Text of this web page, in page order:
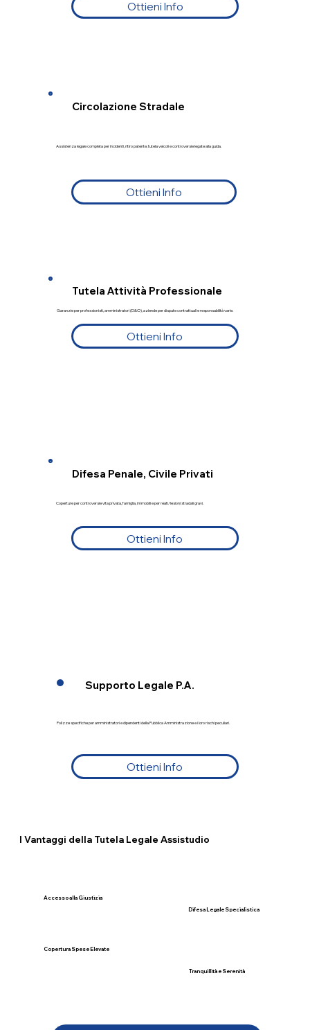
Supporto Legale P.A.
Polizze specifiche per amministratori e dipendenti della Pubblica Amministrazione e i loro rischi peculiari.
Ottieni Info
Difesa Penale, Civile Privati
Coperture per controversie vita privata, famiglia, immobili e per reati/lesioni stradali gravi.
Ottieni Info
Tutela Attività Professionale
Garanzie per professionisti, amministratori (D&O), aziende per dispute contrattuali e responsabilità varie.
Ottieni Info
Circolazione Stradale
Assistenza legale completa per incidenti, ritiro patente, tutela veicoli e controversie legate alla guida.
Ottieni Info
Ottieni Info
I Vantaggi della Tutela Legale Assistudio
Difesa Legale Specialistica
Tranquillità e Serenità
Accesso alla Giustizia
Copertura Spese Elevate